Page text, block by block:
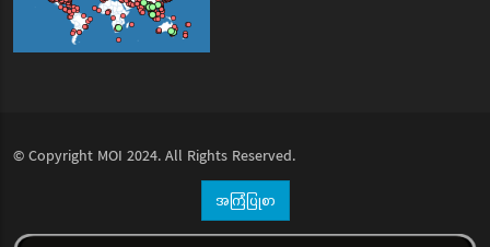
© Copyright MOI 2024. All Rights Reserved.
အကြံပြုစာ